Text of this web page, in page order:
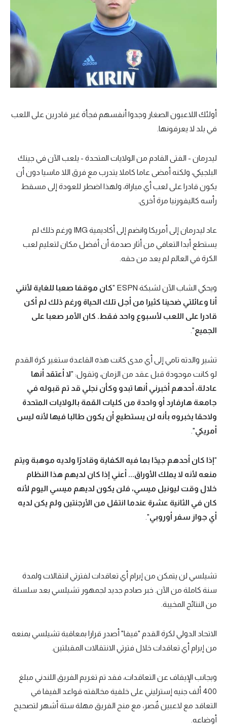
تحليل في الجول
حكايات في الجول
فيديو في الجول
أولئك اللاعبون الصغار وجدوا أنفسهم فجأة غير قادرين على اللعب
في بلد لا يعرفونها.
ليدرمان - الفتى القادم من الولايات المتحدة - يلعب الآن في جينك
البلجيكي، ولكنه أمضى عاما كاملا يتدرب مع فرق اللا ماسيا دون أن
يكون قادرا على لعب أي مباراة، ولهذا اضطر للعودة إلى مسقط
رأسه كاليفورنيا مرة أخرى.
عاد ليدرمان إلى أمريكا وانضم إلى أكاديمية IMG ورغم ذلك لم
يستطع أبدا التعافي من أثار صدمة أن أفضل مكان لتعليم لعب
الكرة في العالم لم يعد من حقه.
ويحكي الشاب الآن لشبكة ESPN "
كان موقفا صعبا للغاية لأنني
أنا وعائلتي ضحينا كثيرا من أجل تلك الحياة ورغم ذلك لم أكن
قادرا على اللعب لأسبوع واحد فقط. كان الأمر صعبا على
الجميع".
تشير والدته تامي إلى أي مدى كانت هذه القاعدة ستغير كرة القدم
لو كانت موجودة قبل عقد من الزمان، وتقول: "لا أعتقد أنها
عادلة، أحدهم أخبرني أنها تبدو وكأن نجلي قد تم قبوله في
جامعة هارفارد أو واحدة من كليات القمة بالولايات المتحدة
ولاحقا يخبروه بأنه لن يستطيع أن يكون طالبا فيها لأنه ليس
أمريكي".
"إذا كان أحدهم جيدًا بما فيه الكفاية وقادرًا ولديه موهبة ويتم
منعه لأنه لا يملك الأوراق... أعني إذا كان لديهم هذا النظام
خلال وقت ليونيل ميسي، فلن يكون لديهم ميسي اليوم لأنه
كان في الثانية عشرة عندما انتقل من الأرجنتين ولم يكن لديه
أي جواز سفر أوروبي".
تشيلسي لن يتمكن من إبرام أي تعاقدات لفترتي انتقالات ولمدة
سنة كاملة من الآن. خبر صادم جديد لجمهور تشيلسي بعد سلسلة
من النتائج المخيبة.
الاتحاد الدولي لكرة القدم "فيفا" أصدر قرارا بمعاقبة تشيلسي بمنعه
من إبرام أي تعاقدات خلال فترتي الانتقالات المقبلتين.
وبجانب الإيقاف عن التعاقدات، فقد تم تغريم الفريق اللندني مبلغ
400 ألف جنيه إسترليني على خلفية مخالفته قواعد الفيفا في
التعاقد مع لاعبين قٌصر، مع منح الفريق مهلة ستة أشهر لتصحيح
أوضاعه.